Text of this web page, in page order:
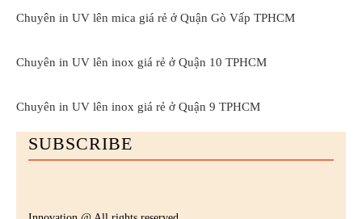
Chuyên in UV lên mica giá rẻ ở Quận Gò Vấp TPHCM
Chuyên in UV lên inox giá rẻ ở Quận 10 TPHCM
Chuyên in UV lên inox giá rẻ ở Quận 9 TPHCM
SUBSCRIBE